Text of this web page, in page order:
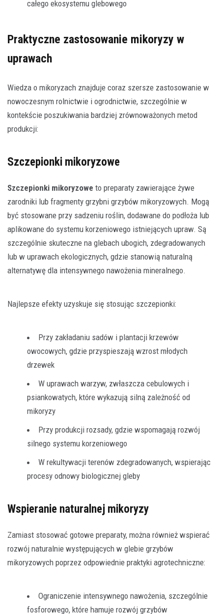
całego ekosystemu glebowego
Praktyczne zastosowanie mikoryzy w
uprawach
Wiedza o mikoryzach znajduje coraz szersze zastosowanie w
nowoczesnym rolnictwie i ogrodnictwie, szczególnie w
kontekście poszukiwania bardziej zrównoważonych metod
produkcji:
Szczepionki mikoryzowe
Szczepionki mikoryzowe to preparaty zawierające żywe
zarodniki lub fragmenty grzybni grzybów mikoryzowych. Mogą
być stosowane przy sadzeniu roślin, dodawane do podłoża lub
aplikowane do systemu korzeniowego istniejących upraw. Są
szczególnie skuteczne na glebach ubogich, zdegradowanych
lub w uprawach ekologicznych, gdzie stanowią naturalną
alternatywę dla intensywnego nawożenia mineralnego.
Najlepsze efekty uzyskuje się stosując szczepionki:
Przy zakładaniu sadów i plantacji krzewów
owocowych, gdzie przyspieszają wzrost młodych
drzewek
W uprawach warzyw, zwłaszcza cebulowych i
psiankowatych, które wykazują silną zależność od
mikoryzy
Przy produkcji rozsady, gdzie wspomagają rozwój
silnego systemu korzeniowego
W rekultywacji terenów zdegradowanych, wspierając
procesy odnowy biologicznej gleby
Wspieranie naturalnej mikoryzy
Zamiast stosować gotowe preparaty, można również wspierać
rozwój naturalnie występujących w glebie grzybów
mikoryzowych poprzez odpowiednie praktyki agrotechniczne:
Ograniczenie intensywnego nawożenia, szczególnie
fosforowego, które hamuje rozwój grzybów